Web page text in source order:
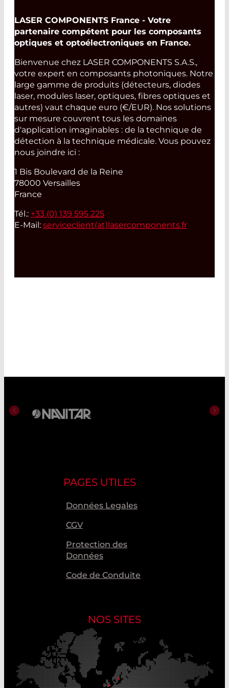
LASER COMPONENTS France - Votre
partenaire compétent pour les composants
optiques et optoélectroniques en France.
Bienvenue chez LASER COMPONENTS S.A.S.,
votre expert en composants photoniques. Notre
large gamme de produits (détecteurs, diodes
laser, modules laser, optiques, fibres optiques et
autres) vaut chaque euro (€/EUR). Nos solutions
sur mesure couvrent tous les domaines
d'application imaginables : de la technique de
détection à la technique médicale. Vous pouvez
nous joindre ici :
1 Bis Boulevard de la Reine
78000 Versailles
France
Tél.: +33 (0) 139 595 225
E-Mail: serviceclient(at) lasercomponents.fr
PAGES UTILES
Données Legales
CGV
Protection des
Données
Code de Conduite
NOS SITES